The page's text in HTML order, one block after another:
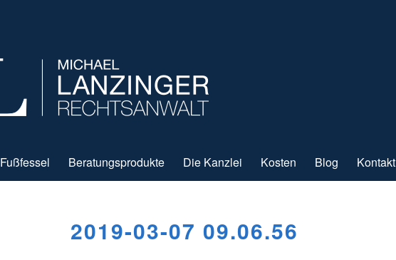
Fußfessel Beratungsprodukte Die Kanzlei Kosten Blog Kontakt
2019-03-07 09.06.56